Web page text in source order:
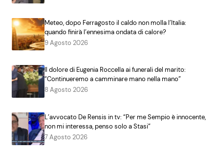
Meteo, dopo Ferragosto il caldo non molla l’Italia:
quando finirà l’ennesima ondata di calore?
9 Agosto 2026
Il dolore di Eugenia Roccella ai funerali del marito:
“Continueremo a camminare mano nella mano”
8 Agosto 2026
L’avvocato De Rensis in tv: “Per me Sempio è innocente,
non mi interessa, penso solo a Stasi”
7 Agosto 2026